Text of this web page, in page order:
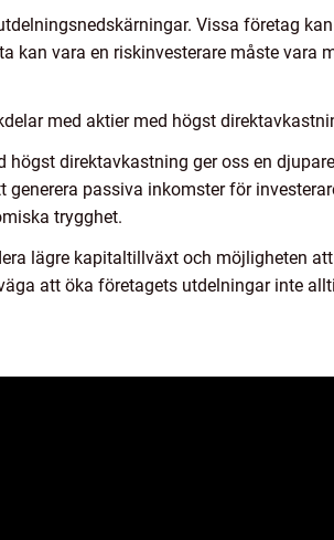
Vissa företag
kan vara en riskinvesterare måste vara
med aktier med högst
högst direktavkastning ger oss en
generera passiva inkomster för
trygghet.
lägre kapitaltillväxt och möjligheten
att öka företagets utdelningar inte